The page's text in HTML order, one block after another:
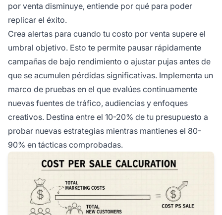
por venta disminuye, entiende por qué para poder
replicar el éxito.
Crea alertas para cuando tu costo por venta supere el
umbral objetivo. Esto te permite pausar rápidamente
campañas de bajo rendimiento o ajustar pujas antes de
que se acumulen pérdidas significativas. Implementa un
marco de pruebas en el que evalúes continuamente
nuevas fuentes de tráfico, audiencias y enfoques
creativos. Destina entre el 10-20% de tu presupuesto a
probar nuevas estrategias mientras mantienes el 80-
90% en tácticas comprobadas.